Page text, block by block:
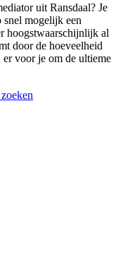
uit Ransdaal? Je
mogelijk een
hoogstwaarschijnlijk al
door de hoeveelheid
voor je om de ultieme